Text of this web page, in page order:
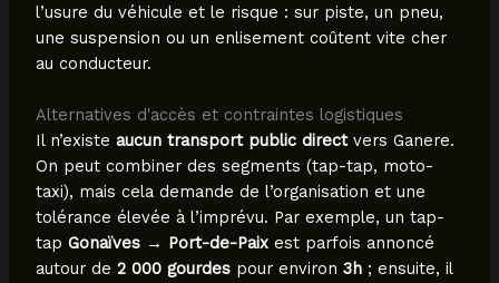
l’usure du véhicule et le risque : sur piste, un pneu,
une suspension ou un enlisement coûtent vite cher
au conducteur.
Alternatives d'accès et contraintes logistiques
Il n’existe aucun transport public directvers Ganere.
On peut combiner des segments (tap-tap, moto-
taxi), mais cela demande de l’organisation et une
tolérance élevée à l’imprévu. Par exemple, un tap-
tap Gonaïves → Port-de-Paixest parfois annoncé
autour de 2 000 gourdespour environ 3h; ensuite, il